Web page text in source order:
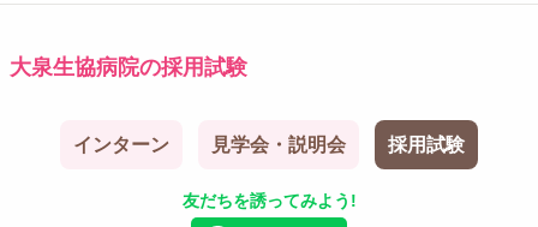
大泉生協病院の採用試験
インターン 見学会・説明会 採用試験
友だちを誘ってみよう!